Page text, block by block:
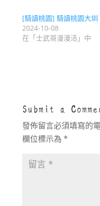
[騎讀桃園] 騎讀桃園大圳
2024-10-08
在「士武哥漫漫活」中
Submit a
發佈留言必須填寫的
欄位標示為 *